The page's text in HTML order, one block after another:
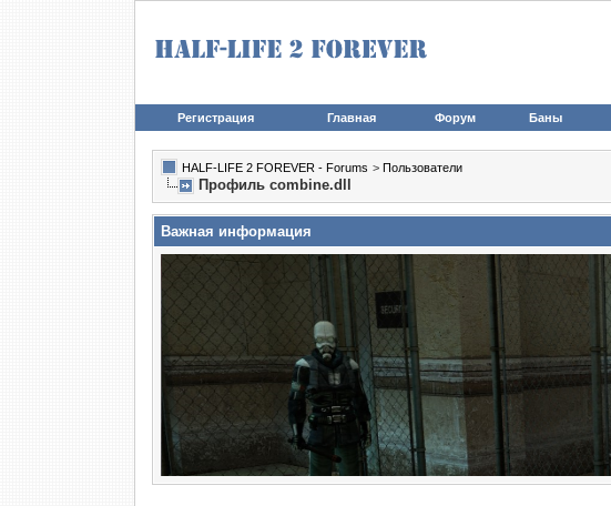
Регистрация Главная Форум Баны
HALF-LIFE 2 FOREVER - Forums > Пользователи
Профиль combine.dll
Важная информация